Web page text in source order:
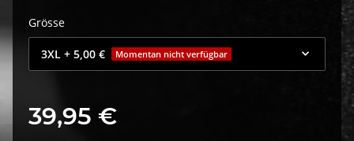
Grösse
3XL + 5,00 € Momentan nicht verfügbar
39,95 €